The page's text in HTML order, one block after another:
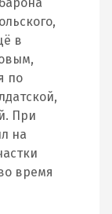
в
по
При
на
время